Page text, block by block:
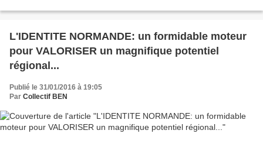
L'IDENTITE NORMANDE: un formidable moteur
pour VALORISER un magnifique potentiel
régional...
Publié le 31/01/2016 à 19:05
Par Collectif BEN